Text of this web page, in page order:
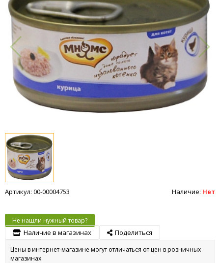
Артикул: 00-00004753 Наличие: Нет
Не нашли нужный товар?
Наличие в магазинах Поделиться
Цены в интернет-магазине могут отличаться от цен в розничных
магазинах.